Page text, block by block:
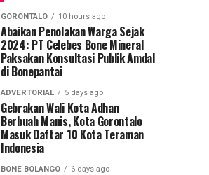
GORONTALO 10 hours ago
Abaikan Penolakan Warga Sejak
2024: PT Celebes Bone Mineral
Paksakan Konsultasi Publik Amdal
di Bonepantai
ADVERTORIAL 5 days ago
Gebrakan Wali Kota Adhan
Berbuah Manis, Kota Gorontalo
Masuk Daftar 10 Kota Teraman
Indonesia
BONE BOLANGO 6 days ago